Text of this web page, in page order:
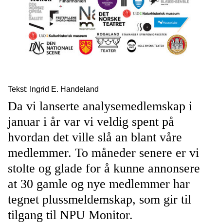
Tekst: Ingrid E. Handeland
Da vi lanserte analysemedlemskap i
januar i år var vi veldig spent på
hvordan det ville slå an blant våre
medlemmer. To måneder senere er vi
stolte og glade for å kunne annonsere
at 30 gamle og nye medlemmer har
tegnet plussmeldemskap, som gir til
tilgang til NPU Monitor.